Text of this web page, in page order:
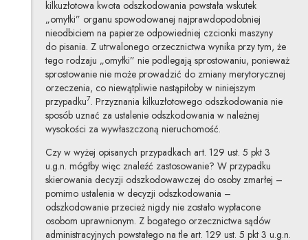
kilkuzłotowa kwota odszkodowania powstała wskutek
„omyłki” organu spowodowanej najprawdopodobniej
nieodbiciem na papierze odpowiedniej czcionki maszyny
do pisania. Z utrwalonego orzecznictwa wynika przy tym, że
tego rodzaju „omyłki” nie podlegają sprostowaniu, ponieważ
sprostowanie nie może prowadzić do zmiany merytorycznej
orzeczenia, co niewątpliwie nastąpiłoby w niniejszym
przypadku7. Przyznania kilkuzłotowego odszkodowania nie
sposób uznać za ustalenie odszkodowania w należnej
wysokości za wywłaszczoną nieruchomość.
Czy w wyżej opisanych przypadkach art. 129 ust. 5 pkt 3
u.g.n. mógłby więc znaleźć zastosowanie? W przypadku
skierowania decyzji odszkodowawczej do osoby zmarłej –
pomimo ustalenia w decyzji odszkodowania –
odszkodowanie przecież nigdy nie zostało wypłacone
osobom uprawnionym. Z bogatego orzecznictwa sądów
administracyjnych powstałego na tle art. 129 ust. 5 pkt 3 u.g.n.